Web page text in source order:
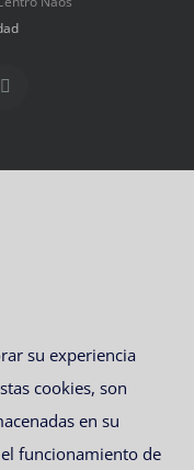
su experiencia
cookies, son
en su
funcionamiento de